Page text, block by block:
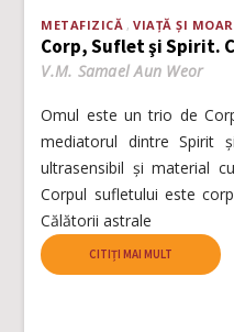
METAFIZICĂ VIAȚĂ ȘI
Corp, Suflet şi Spirit.
V.M. Samael Aun Weor
Omul este un trio de
mediatorul dintre Spirit
ultrasensibil şi material
Corpul sufletului este
Călătorii astrale
CITIȚI MAI MULT